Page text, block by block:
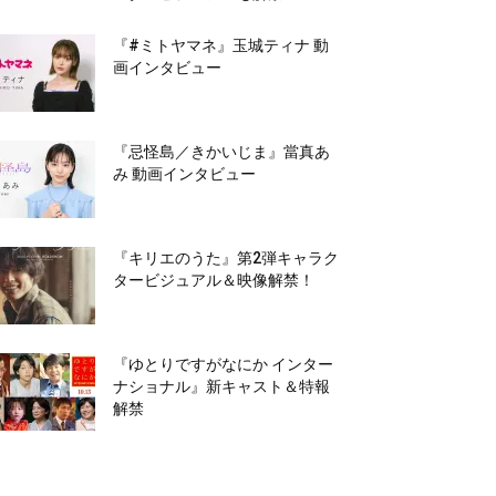
『#ミトヤマネ』玉城ティナ 動
画インタビュー
『忌怪島／きかいじま』當真あ
み 動画インタビュー
『キリエのうた』第2弾キャラク
タービジュアル＆映像解禁！
『ゆとりですがなにか インター
ナショナル』新キャスト＆特報
解禁